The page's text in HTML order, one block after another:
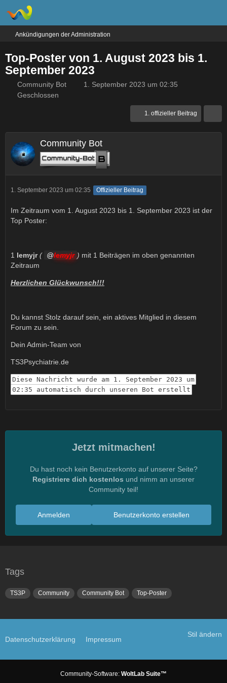
Ankündigungen der Administration
Top-Poster von 1. August 2023 bis 1.
September 2023
Community Bot
1. September 2023 um 02:35
Geschlossen
1. offizieller Beitrag
Community Bot
1. September 2023 um 02:35 Offizieller Beitrag
Im Zeitraum vom 1. August 2023 bis 1. September 2023 ist der
Top Poster:
1 lemyjr( lemyjr ) mit 1 Beiträgen im oben genannten
Zeitraum
Herzlichen Glückwunsch!!!
Du kannst Stolz darauf sein, ein aktives Mitglied in diesem
Forum zu sein.
Dein Admin-Team von
TS3Psychiatrie.de
Diese Nachricht wurde am 1. September 2023 um
02:35 automatisch durch unseren Bot erstellt
Jetzt mitmachen!
Du hast noch kein Benutzerkonto auf unserer Seite?
Registriere dich kostenlos und nimm an unserer
Community teil!
Benutzerkonto erstellen
Anmelden
Tags
TS3P Community Community Bot Top-Poster
Stil ändern
Datenschutzerklärung Impressum
Community-Software: WoltLab Suite™